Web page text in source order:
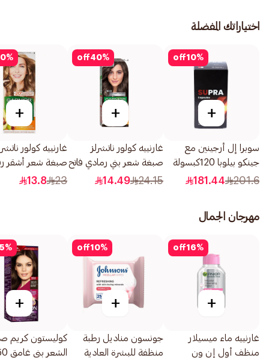
اختياراتك المفضلة
10%
off
+
سوبرا إل أرجينين مع
جينكو بيلوبا 120كبسولة
201.6
181.44
40%
off
+
غارنييه كولور ناتشرلز
صبغة شعر بني رمادي فاتح
1قطعة
24.15
14.49
%
+
غارنييه كولور
1قطعة
23
13.8
مهرجان الجمال
16%
off
+
غارنييه ماء ميسيلار
منظف أول إن ون
10%
off
+
جونسون مناديل رطبة
منظفة للبشرة العادية
%
+
كوليستون كريم
الشعر بني غامق 50مل